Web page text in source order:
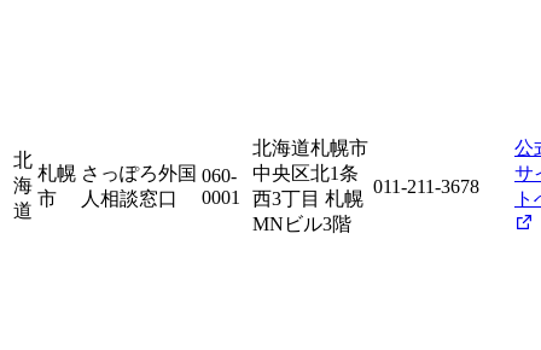
北
海
道
札幌
市
さっぽろ外国
人相談窓口
060-
0001
北海道札幌市
中央区北1条
西3丁目 札幌
MNビル3階
011-211-3678
公
サ
ト